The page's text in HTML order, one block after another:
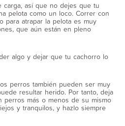
carga, así que no dejes que tu
pelota como un loco. Correr con
para atrapar la pelota es muy
que aún están en pleno
algo y dejar que tu cachorro lo
perros también pueden ser muy
resultar herido. Por tanto, deja
más o menos de su mismo
y tranquilos, y hazlo siempre